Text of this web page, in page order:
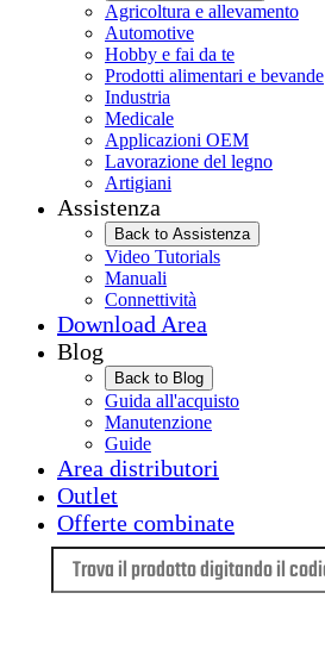
Agricoltura e allevamento
Automotive
Hobby e fai da te
Prodotti alimentari e bevande
Industria
Medicale
Applicazioni OEM
Lavorazione del legno
Artigiani
Assistenza
Back to Assistenza
Video Tutorials
Manuali
Connettività
Download Area
Blog
Back to Blog
Guida all'acquisto
Manutenzione
Guide
Area distributori
Outlet
Offerte combinate